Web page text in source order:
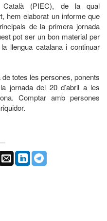
(PIEC), de la qual
hem elaborat un informe que
de la primera jornada
pot ser un bon material per
llengua catalana i continuar
totes les persones, ponents
jornada del 20 d’abril a les
Comptar amb persones